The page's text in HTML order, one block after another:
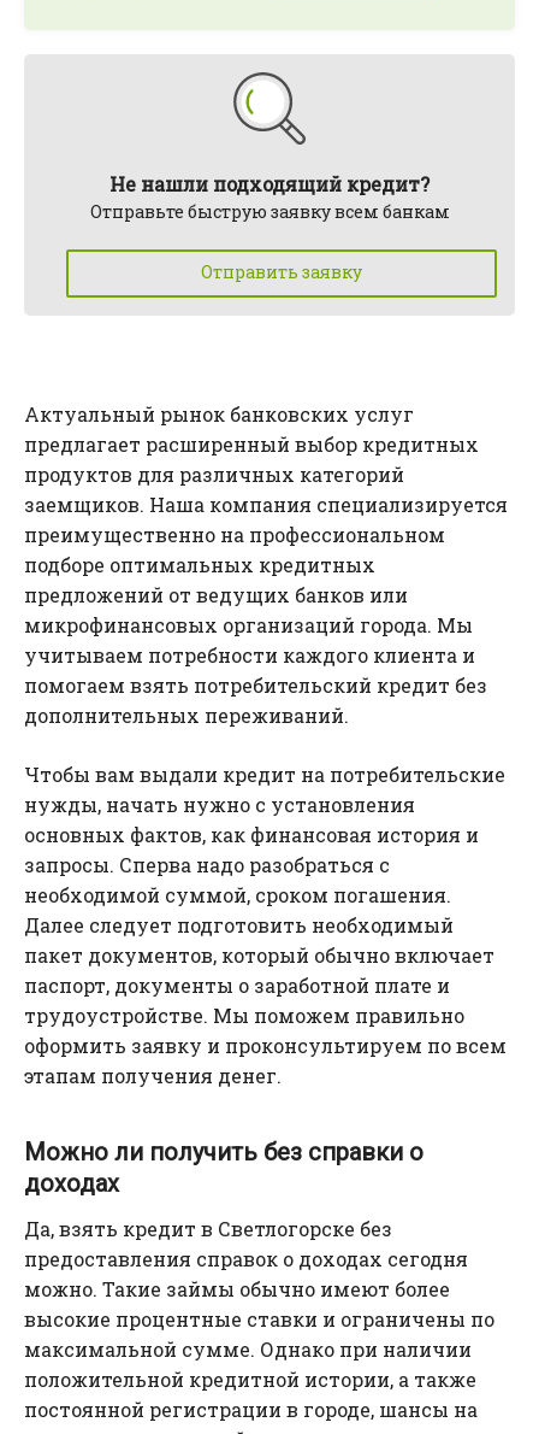
Не нашли подходящий кредит?
Отправьте быструю заявку всем банкам
Отправить заявку
Актуальный рынок банковских услуг
предлагает расширенный выбор кредитных
продуктов для различных категорий
заемщиков. Наша компания специализируется
преимущественно на профессиональном
подборе оптимальных кредитных
предложений от ведущих банков или
микрофинансовых организаций города. Мы
учитываем потребности каждого клиента и
помогаем взять потребительский кредит без
дополнительных переживаний.
Чтобы вам выдали кредит на потребительские
нужды, начать нужно с установления
основных фактов, как финансовая история и
запросы. Сперва надо разобраться с
необходимой суммой, сроком погашения.
Далее следует подготовить необходимый
пакет документов, который обычно включает
паспорт, документы о заработной плате и
трудоустройстве. Мы поможем правильно
оформить заявку и проконсультируем по всем
этапам получения денег.
Можно ли получить без справки о
доходах
Да, взять кредит в Светлогорске без
предоставления справок о доходах сегодня
можно. Такие займы обычно имеют более
высокие процентные ставки и ограничены по
максимальной сумме. Однако при наличии
положительной кредитной истории, а также
постоянной регистрации в городе, шансы на